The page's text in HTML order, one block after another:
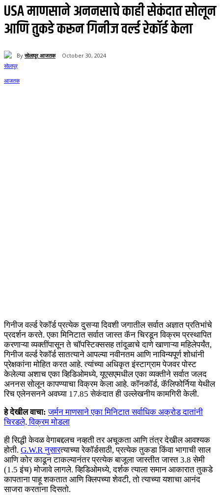
USA माणसाने अननसाचे काही सेकंदात सोलून
आणि तुकडे करून गिनीज वर्ल्ड रेकॉर्ड केला
By सोलापूर आजतक October 30, 2024
गिनीज वर्ल्ड रेकॉर्ड प्रत्येक दुसऱ्या दिवशी जगातील सर्वात अज्ञात प्रतिभांचे
प्रदर्शन करते. एका मिनिटात सर्वात जास्त कॅन चिरडून विक्रम प्रस्थापित
करणाऱ्या व्यक्तींपासून ते चॉपस्टिक्ससह तांदूळाचे दाणे खाणाऱ्या महिलेपर्यंत,
गिनीज वर्ल्ड रेकॉर्ड सातत्याने आपल्या नवीनतम आणि नाविन्यपूर्ण शोधांनी
प्रेक्षकांना मोहित करत आहे. त्यांच्या अधिकृत इंस्टाग्राम पेजवर पोस्ट
केलेल्या अशाच एका व्हिडिओमध्ये, यूएसएमधील एका व्यक्तीने सर्वात जलद
अननस सोलून कापण्याचा विक्रम केला आहे. कॉनकॉर्ड, कॅलिफोर्निया येथील
रिच एलेनसनने अवघ्या 17.85 सेकंदात ही उल्लेखनीय कामगिरी केली.
हे देखील वाचा: जर्मन माणसाने एका मिनिटात सर्वाधिक अक्रोड दातांनी
चिरडले, विक्रम मोडला
ही सिद्धी केवळ वेगाबद्दलच नव्हती तर अचूकता आणि तंत्र देखील आवश्यक
होती. G.W.R नुसारत्याच्या रेकॉर्डसाठी, प्रत्येक तुकडा किंवा भागाची साल
आणि कोर काढून टाकल्यानंतर प्रत्येक बाजूला जास्तीत जास्त 3.8 सेमी
(1.5 इंच) मोजावे लागले. व्हिडिओमध्ये, दर्शक त्याला समान आकारात तुकडे
कापताना पाहू शकतात आणि क्लिपच्या शेवटी, तो त्याच्या यशाचा आनंद
साजरा करताना दिसतो.